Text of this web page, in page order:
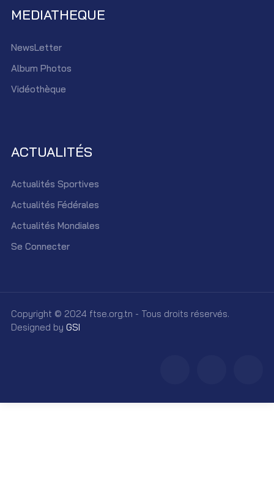
MEDIATHEQUE
NewsLetter
Album Photos
Vidéothèque
ACTUALITÉS
Actualités Sportives
Actualités Fédérales
Actualités Mondiales
Se Connecter
Copyright © 2024 ftse.org.tn - Tous droits réservés.
Designed by GSI